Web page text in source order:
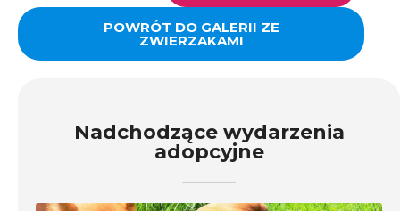
POWRÓT DO GALERII ZE
ZWIERZAKAMI
Nadchodzące wydarzenia
adopcyjne